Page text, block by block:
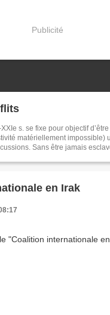
Publicité
s. se fixe pour objectif
matériellement impossible)
Sans être jamais
de tous les théâtres,
en Irak